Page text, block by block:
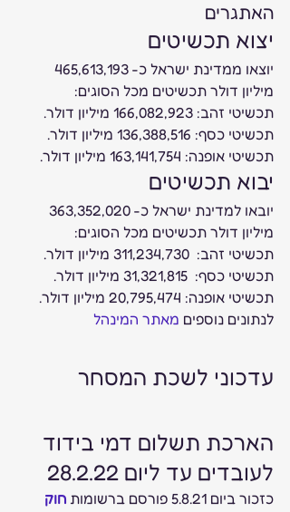
האתגרים
יצוא תכשיטים
מיליון דולר תכשיטים מכל הסוגים:
תכשיטי זהב: 166,082,923 מיליון דולר.
תכשיטי כסף: 136,388,516 מיליון דולר.
תכשיטי אופנה: 163,141,754 מיליון דולר.
יבוא תכשיטים
מיליון דולר תכשיטים מכל הסוגים:
תכשיטי זהב:  311,234,730 מיליון דולר.
תכשיטי כסף:  31,321,815 מיליון דולר.
תכשיטי אופנה: 20,795,474 מיליון דולר.
לנתונים נוספים מאתר המינהל
עדכוני לשכת המסחר
הארכת תשלום דמי בידוד
לעובדים עד ליום 28.2.22
כזכור ביום 5.8.21 פורסם ברשומות
חוק